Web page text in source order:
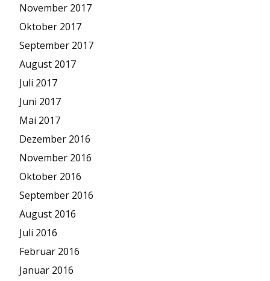
November 2017
Oktober 2017
September 2017
August 2017
Juli 2017
Juni 2017
Mai 2017
Dezember 2016
November 2016
Oktober 2016
September 2016
August 2016
Juli 2016
Februar 2016
Januar 2016